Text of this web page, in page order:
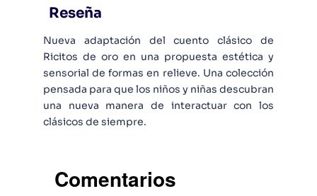
Reseña
Nueva adaptación del cuento clásico de
Ricitos de oro en una propuesta estética y
sensorial de formas en relieve. Una colección
pensada para que los niños y niñas descubran
una nueva manera de interactuar con los
clásicos de siempre.
Comentarios